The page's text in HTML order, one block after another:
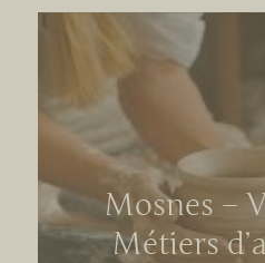
Mosnes –
Métiers